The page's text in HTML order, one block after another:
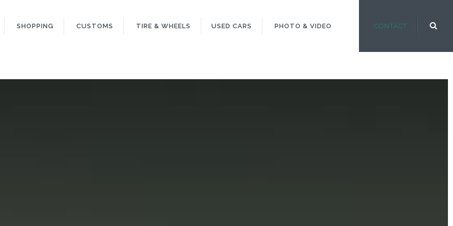
SHOPPING CUSTOMS TIRE & WHEELS USED CARS PHOTO & VIDEO CONTACT